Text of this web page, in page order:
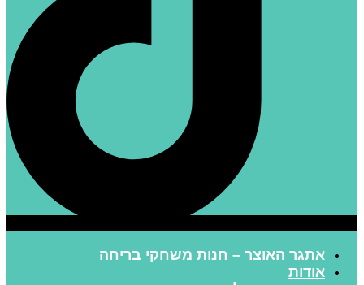
אתגר האוצר – חנות משחקי בריחה
אודות